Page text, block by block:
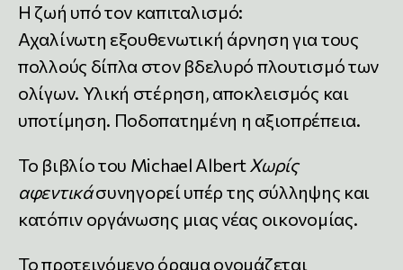
Η ζωή υπό τον καπιταλισμό:
Αχαλίνωτη εξουθενωτική άρνηση για τους
πολλούς δίπλα στον βδελυρό πλουτισμό των
ολίγων. Υλική στέρηση, αποκλεισμός και
υποτίμηση. Ποδοπατημένη η αξιοπρέπεια.
Το βιβλίο του Michael Albert Χωρίς
αφεντικάσυνηγορεί υπέρ της σύλληψης και
κατόπιν οργάνωσης μιας νέας οικονομίας.
Το προτεινόμενο όραμα ονομάζεται